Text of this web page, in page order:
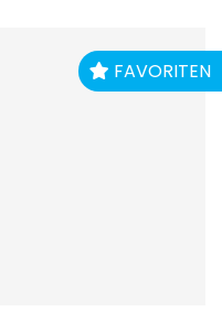
FAVORITEN